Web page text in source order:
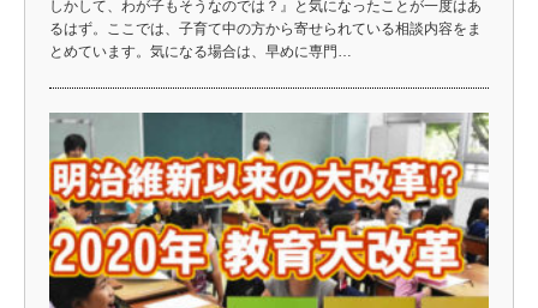
しかして、わが子もそうなのでは？』と気になったことが一度はあ
るはず。ここでは、子育て中の方から寄せられている相談内容をま
とめています。気になる場合は、早めに専門…